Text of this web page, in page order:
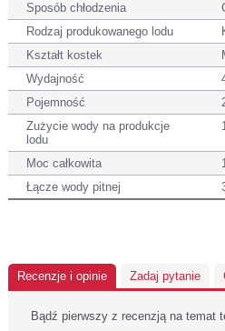
Sposób chłodzenia
Rodzaj produkowanego lodu
Kształt kostek
Wydajność
Pojemność
Zużycie wody na produkcje
lodu
Moc całkowita
Łącze wody pitnej
Recenzje i opinie Zadaj pytanie
Bądź pierwszy z recenzją na temat